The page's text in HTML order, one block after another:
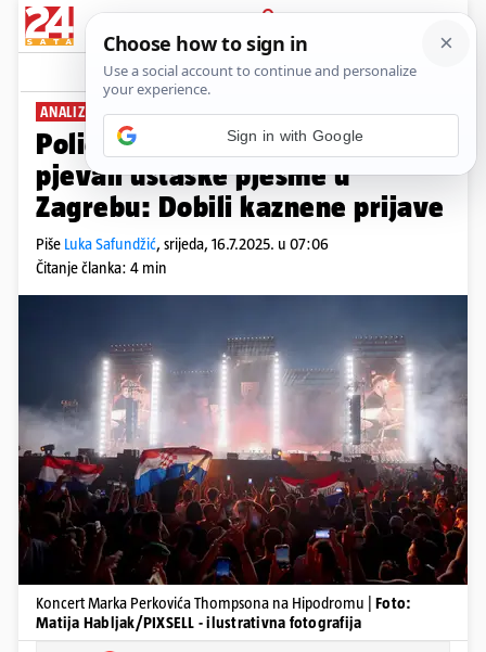
PRIJAVA
News Komentari
ANALIZIRALI SNIMKE
Policija pronašla ljude koji su
pjevali ustaške pjesme u
Zagrebu: Dobili kaznene prijave
Piše Luka Safundžić, srijeda, 16.7.2025. u 07:06
Čitanje članka: 4 min
Koncert Marka Perkovića Thompsona na Hipodromu | Foto:
Matija Habljak/PIXSELL - ilustrativna fotografija
Sign in with Google